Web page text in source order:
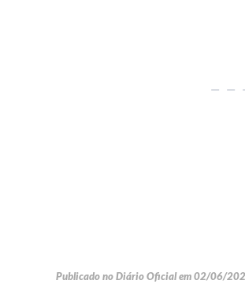
Publicado no Diário Oficial em 02/06/